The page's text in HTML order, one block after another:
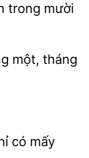
trong mười
một,
có mấy